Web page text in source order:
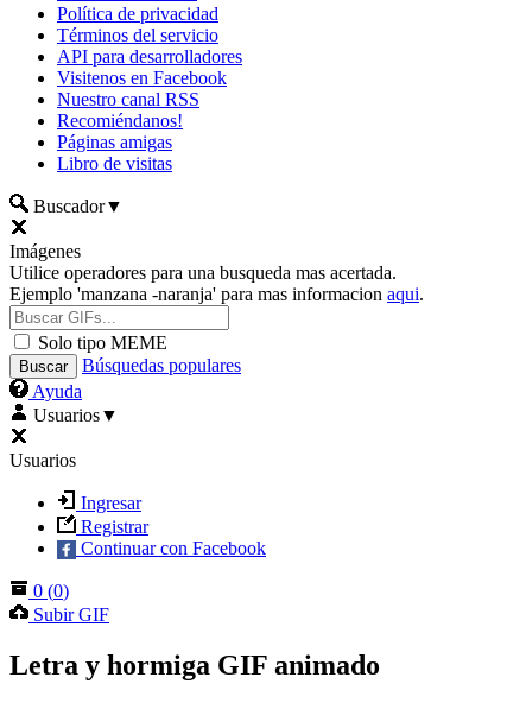
Política de privacidad
Términos del servicio
API para desarrolladores
Visitenos en Facebook
Nuestro canal RSS
Recomiéndanos!
Páginas amigas
Libro de visitas
Buscador▼
Imágenes
Utilice operadores para una busqueda mas acertada.
Ejemplo 'manzana -naranja' para mas informacion aqui.
Solo tipo MEME
Búsquedas populares
Ayuda
Usuarios▼
Usuarios
Ingresar
Registrar
Continuar con Facebook
0 (0)
Subir GIF
Letra y hormiga GIF animado